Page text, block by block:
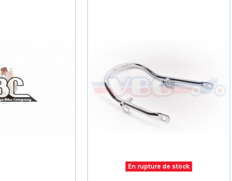
En rupture de stock